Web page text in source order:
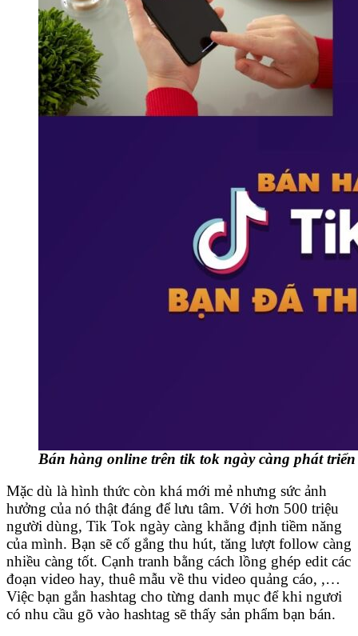
Bán hàng online trên tik tok ngày càng phát
Mặc dù là hình thức còn khá mới mẻ nhưng sức ảnh
hưởng của nó thật đáng để lưu tâm. Với hơn 500 triệu
người dùng, Tik Tok ngày càng khẳng định tiềm năng
của mình. Bạn sẽ cố gắng thu hút, tăng lượt follow càng
nhiều càng tốt. Cạnh tranh bằng cách lồng ghép edit các
đoạn video hay, thuê mẫu về thu video quảng cáo, ,…
Việc bạn gắn hashtag cho từng danh mục để khi ngươi
có nhu cầu gõ vào hashtag sẽ thấy sản phẩm bạn bán.